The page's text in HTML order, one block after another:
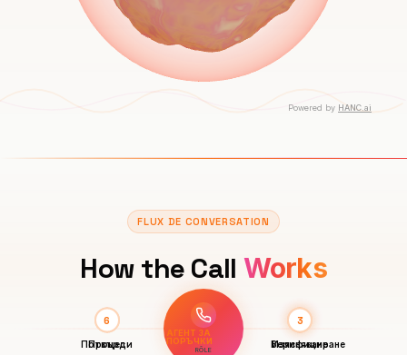
FLUX DE CONVERSATION
How the Call Works
АГЕНТ ЗА
ПОРЪЧКИ
RÔLE
1
Поздрав
2
Верифициране
3
Изясняване
4
Статус
5
Процес
6
Потвърди